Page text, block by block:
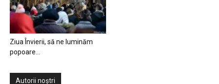
Ziua Învierii, să ne luminăm
popoare…
Autorii noștri